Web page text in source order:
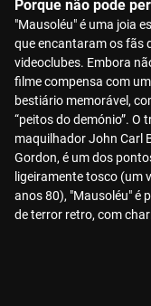
Porque não pode
"Mausoléu" é uma joia
que encantaram os fãs
videoclubes. Embora
filme compensa com
bestiário memorável,
“peitos do demónio”.
maquilhador John Carl
Gordon, é um dos
ligeiramente tosco (um
anos 80), "Mausoléu" é
de terror retro, com